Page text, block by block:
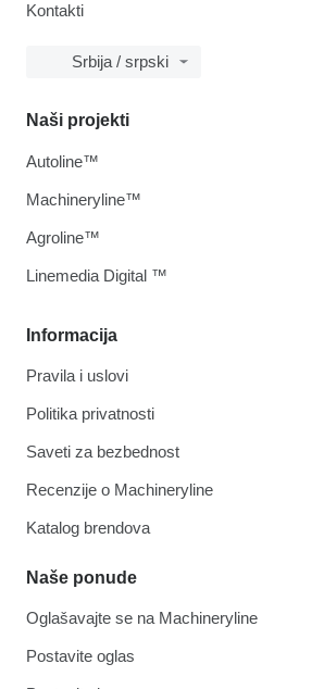
Kontakti
Srbija / srpski
Informacija
Pravila i uslovi
Politika privatnosti
Saveti za bezbednost
Recenzije o Machineryline
Katalog brendova
Naše ponude
Oglašavajte se na Machineryline
Postavite oglas
Naši projekti
Autoline™
Machineryline™
Agroline™
Linemedia Digital ™